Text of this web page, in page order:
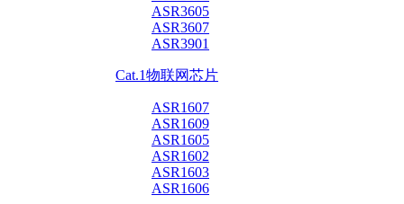
ASR3605
ASR3607
ASR3901
Cat.1物联网芯片
ASR1607
ASR1609
ASR1605
ASR1602
ASR1603
ASR1606